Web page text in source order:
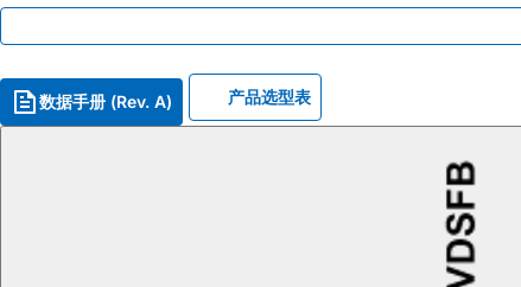
数据手册 (Rev. A) 产品选型表